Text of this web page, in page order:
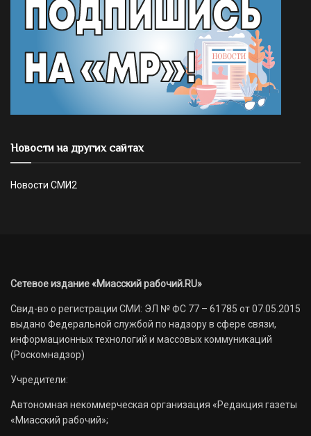
Новости на других сайтах
Новости СМИ2
Сетевое издание «Миасский рабочий.RU»
Свид-во о регистрации СМИ: ЭЛ № ФС 77 – 61785 от 07.05.2015
выдано Федеральной службой по надзору в сфере связи,
информационных технологий и массовых коммуникаций
(Роскомнадзор)
Учредители:
Автономная некоммерческая организация «Редакция газеты
«Миасский рабочий»;